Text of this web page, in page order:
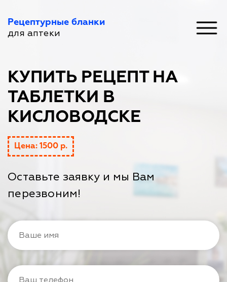
Рецептурные бланки
для аптеки
КУПИТЬ РЕЦЕПТ НА
ТАБЛЕТКИ В
КИСЛОВОДСКЕ
Цена: 1500 р.
Оставьте заявку и мы Вам
перезвоним!